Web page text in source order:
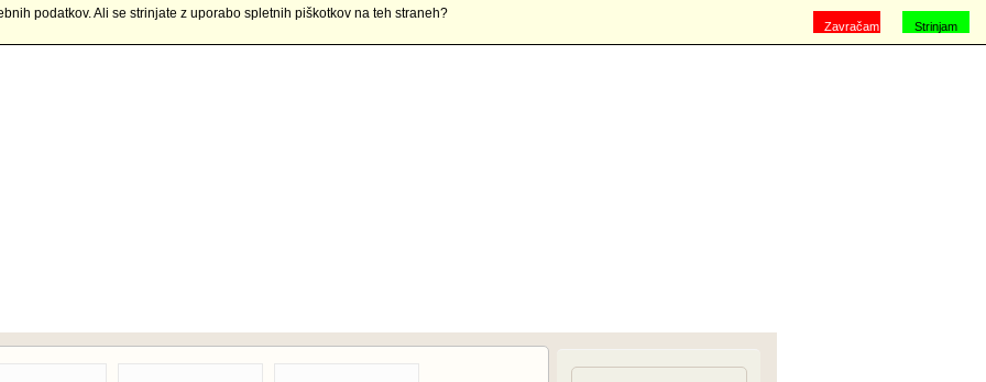
Strinjam
se
Zavračam
podatkov. Ali se strinjate z uporabo spletnih piškotkov na teh straneh?